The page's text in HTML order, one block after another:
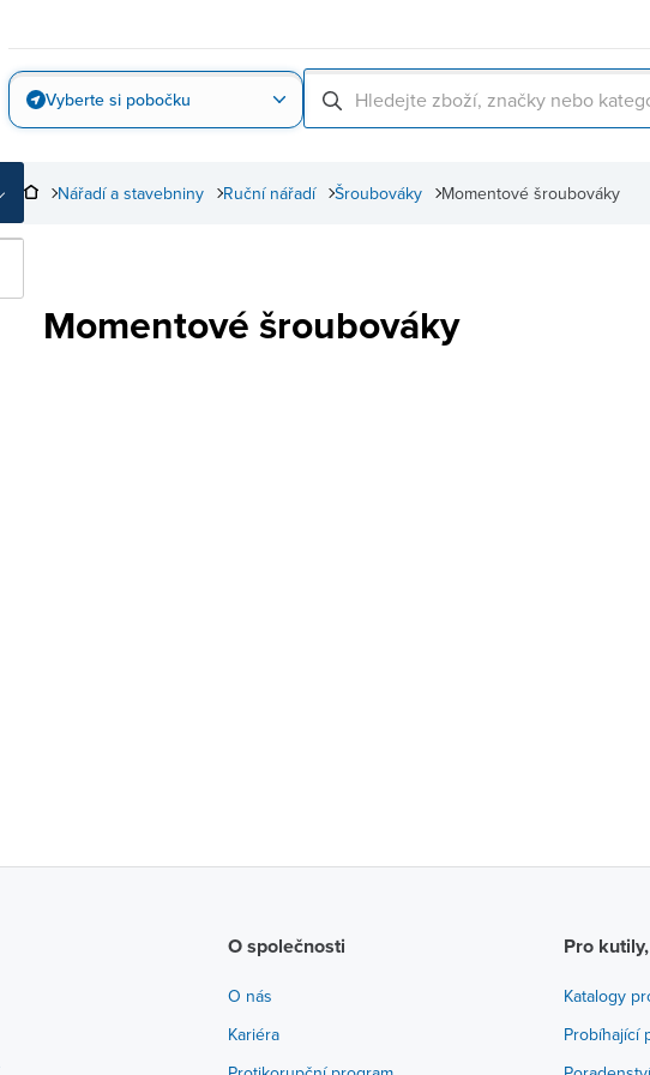
Vyberte si pobočku
Momentové šroubováky
Šroubováky
Ruční nářadí
Nářadí a stavebniny
Momentové šroubováky
O společnosti
O nás
Kariéra
Pro
Katalogy
Probíhající